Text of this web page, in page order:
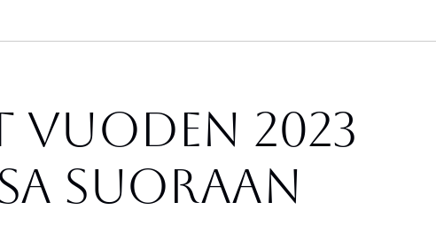
vuoden 2023
suoraan